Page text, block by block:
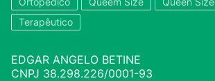
Terapêutico
EDGAR ANGELO BETINE
CNPJ 38.298.226/0001-93